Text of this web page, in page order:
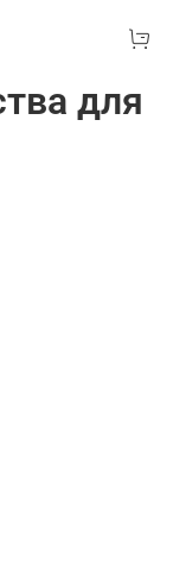
для